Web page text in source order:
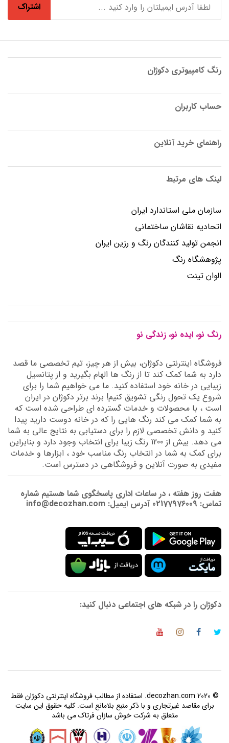
اشتراک
رنگ کامپیوتری دکوژان
حساب کاربران
راهنمای خرید آنلاین
لینک های مرتبط
سازمان ملی استاندارد ایران
اتحادیه نقاشان ساختمانی
انجمن توليد كنندگان رنگ و رزين ايران
پژوهشگاه رنگ
الوان تینت
رنگ نو، ایده نو، زندگی نو
فروشگاه اینترنتی دکوژان، بیش از هر چیز، تیم تخصصی ما قصد
دارد به شما کمک کند تا از رنگ ها الهام بگیرید و از پتانسیل
زیبایی در خانه خود استفاده کنید. ما می خواهیم شما را برای
شروع یک تحول رنگی تشویق کنیم! برند برتر دکوژان در ایران
است ، با محصولات و خدمات گسترده ای طراحی شده است که
به شما کمک می کند رنگ هایی را که در خانه دوست دارید پیدا
کنید و دانش تخصصی لازم را برای دستیابی به نتایج عالی به شما
می دهد. بیش از 1200 رنگ زیبا برای انتخاب وجود دارد و بنابراین
برای کمک به شما در انتخاب رنگ مناسب خود ، ابزارها و خدمات
مفیدی به صورت آنلاین و فروشگاهی در دسترس است.
هفت روز هفته ، در ساعات اداری پاسخگوی شما هستیم شماره
تماس: 02177976009 آدرس ایمیل: info@decozhan.com
دکوژان را در شبکه های اجتماعی دنبال کنید:
© 2020 decozhan.com. استفاده از مطالب فروشگاه اینترنتی دکوژان فقط
برای مقاصد غیرتجاری و با ذکر منبع بلامانع است. کلیه حقوق این سایت
متعلق به شرکت خوش سازان فرتاک می باشد